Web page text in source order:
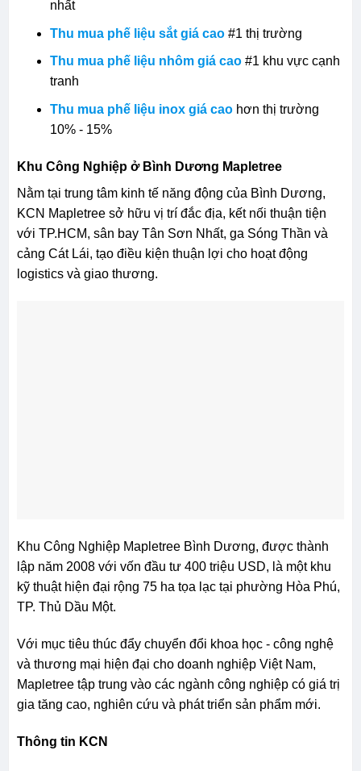
nhất
Thu mua phế liệu sắt giá cao#1 thị trường
Thu mua phế liệu nhôm giá cao#1 khu vực cạnh
tranh
Thu mua phế liệu inox giá caohơn thị trường
10% - 15%
Khu Công Nghiệp ở Bình Dương Mapletree
Nằm tại trung tâm kinh tế năng động của Bình Dương,
KCN Mapletree sở hữu vị trí đắc địa, kết nối thuận tiện
với TP.HCM, sân bay Tân Sơn Nhất, ga Sóng Thần và
cảng Cát Lái, tạo điều kiện thuận lợi cho hoạt động
logistics và giao thương.
Khu Công Nghiệp Mapletree Bình Dương, được thành
lập năm 2008 với vốn đầu tư 400 triệu USD, là một khu
kỹ thuật hiện đại rộng 75 ha tọa lạc tại phường Hòa Phú,
TP. Thủ Dầu Một.
Với mục tiêu thúc đẩy chuyển đổi khoa học - công nghệ
và thương mại hiện đại cho doanh nghiệp Việt Nam,
Mapletree tập trung vào các ngành công nghiệp có giá trị
gia tăng cao, nghiên cứu và phát triển sản phẩm mới.
Thông tin KCN